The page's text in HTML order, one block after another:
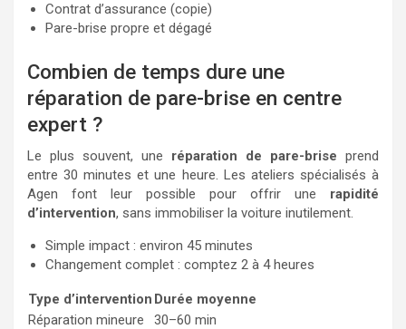
Contrat d’assurance (copie)
Pare-brise propre et dégagé
Combien de temps dure une
réparation de pare-brise en centre
expert ?
Le plus souvent, une réparation de pare-brise prend
entre 30 minutes et une heure. Les ateliers spécialisés à
Agen font leur possible pour offrir une rapidité
d’intervention, sans immobiliser la voiture inutilement.
Simple impact : environ 45 minutes
Changement complet : comptez 2 à 4 heures
Type d’intervention Durée moyenne
Réparation mineure
30–60 min